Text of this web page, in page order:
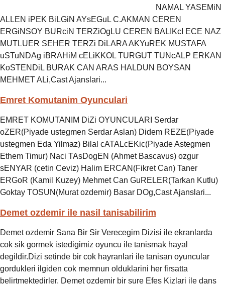
NAMAL YASEMiN
ALLEN iPEK BiLGiN AYsEGuL C.AKMAN CEREN
ERGiNSOY BURciN TERZiOgLU CEREN BALIKcI ECE NAZ
MUTLUER SEHER TERZi DiLARA AKYuREK MUSTAFA
uSTuNDAg iBRAHiM cELiKKOL TURGUT TUNcALP ERKAN
KoSTENDiL BURAK CAN ARAS HALDUN BOYSAN
MEHMET ALi,Cast Ajanslari...
Emret Komutanim Oyunculari
EMRET KOMUTANIM DiZi OYUNCULARI Serdar
oZER(Piyade ustegmen Serdar Aslan) Didem REZE(Piyade
ustegmen Eda Yilmaz) Bilal cATALcEKic(Piyade Astegmen
Ethem Timur) Naci TAsDogEN (Ahmet Bascavus) ozgur
sENYAR (cetin Ceviz) Halim ERCAN(Fikret Can) Taner
ERGoR (Kamil Kuzey) Mehmet Can GuRELER(Tarkan Kutlu)
Goktay TOSUN(Murat ozdemir) Basar DOg,Cast Ajanslari...
Demet ozdemir ile nasil tanisabilirim
Demet ozdemir Sana Bir Sir Verecegim Dizisi ile ekranlarda
cok sik gormek istedigimiz oyuncu ile tanismak hayal
degildir.Dizi setinde bir cok hayranlari ile tanisan oyuncular
gordukleri ilgiden cok memnun olduklarini her firsatta
belirtmektedirler. Demet ozdemir bir sure Efes Kizlari ile dans